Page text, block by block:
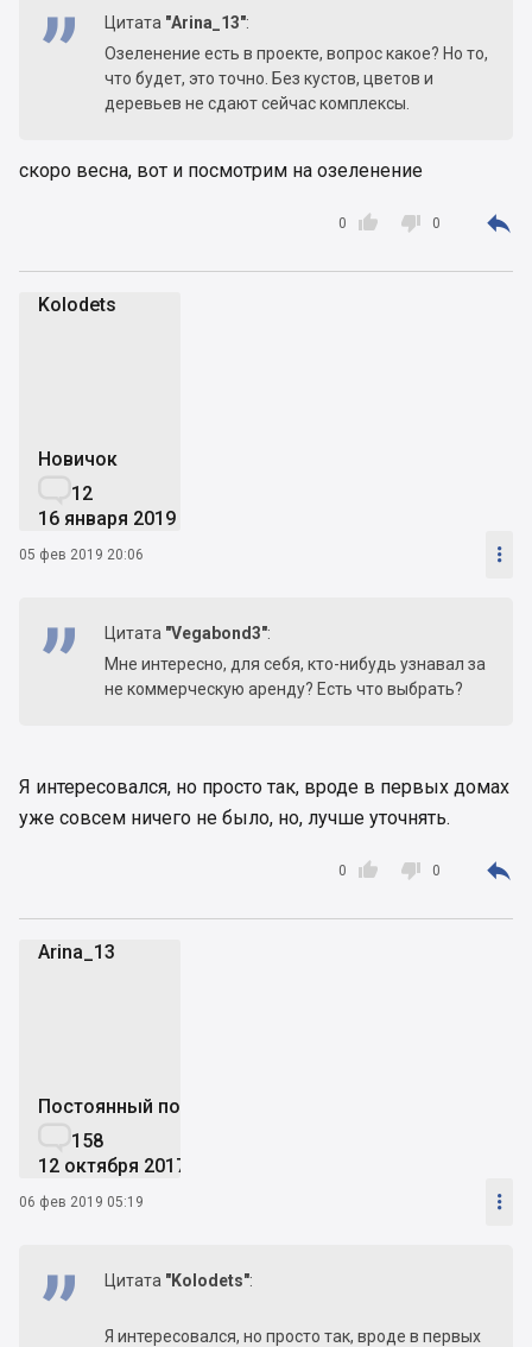
Цитата "Arina_13":
Озеленение есть в проекте, вопрос какое? Но то,
что будет, это точно. Без кустов, цветов и
деревьев не сдают сейчас комплексы.
скоро весна, вот и посмотрим на озеленение

0  0 
Kolodets
Новичок
12
16 января 2019
05 фев 2019 20:06 
Цитата "Vegabond3":
Мне интересно, для себя, кто-нибудь узнавал за
не коммерческую аренду? Есть что выбрать?
Я интересовался, но просто так, вроде в первых домах
уже совсем ничего не было, но, лучше уточнять.

0  0 
Arina_13
Постоянный пользователь
158
12 октября 2017
06 фев 2019 05:19 
Цитата "Kolodets":
Я интересовался, но просто так, вроде в первых